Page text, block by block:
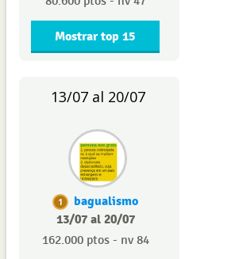
Mostrar top 15
13/07 al 20/07
1
bagualismo
13/07 al 20/07
162.000 ptos - nv 84